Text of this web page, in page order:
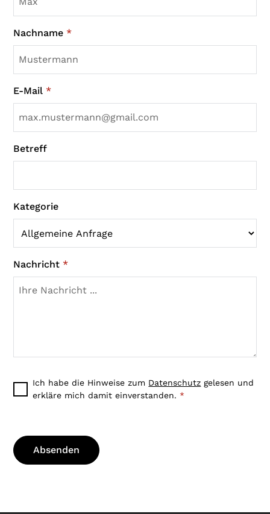
Nachname *
E-Mail *
Betreff
Kategorie
Nachricht *
Ich habe die Hinweise zum Datenschutz gelesen und
erkläre mich damit einverstanden.*